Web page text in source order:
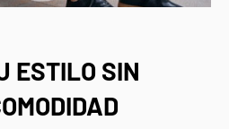
ESTILO SIN